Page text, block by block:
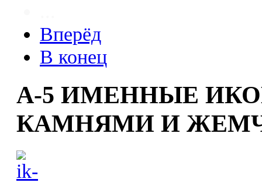
Вперёд
В конец
А-5 ИМЕННЫЕ
КАМНЯМИ И